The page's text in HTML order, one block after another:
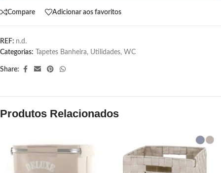
Compare Adicionar aos favoritos
REF: n.d.
Categorias:
Tapetes Banheira, Utilidades, WC
Share:
Produtos Relacionados